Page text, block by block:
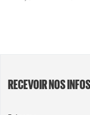
RECEVOIR NOS